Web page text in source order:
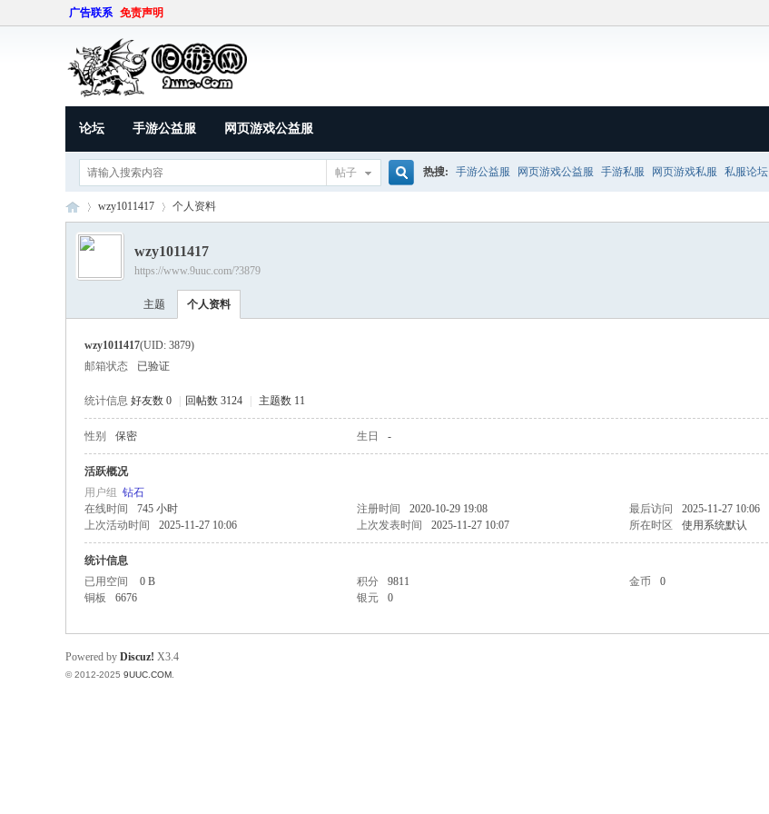
广告联系 免责声明
论坛 手游公益服 网页游戏公益服
帖子 热搜: 手游公益服 网页游戏公益服 手游私服 网页游戏私服 私服论坛
›
wzy1011417 个人资料
wzy1011417
https://www.9uuc.com/?3879
主题 个人资料
wzy1011417(UID: 3879)
邮箱状态
已验证
统计信息 好友数 0 回帖数 3124 主题数 11
性别 保密 生日 -
活跃概况
用户组 钻石
在线时间
745 小时 注册时间 2020-10-29 19:08 最后访问
2025-11-27 10:06
上次活动时间
2025-11-27 10:06 上次发表时间 2025-11-27 10:07 所在时区 使用系统默认
统计信息
已用空间
0 B 积分 9811 金币
0
铜板
6676 银元 0
Powered by Discuz! X3.4
© 2012-2025 9UUC.COM